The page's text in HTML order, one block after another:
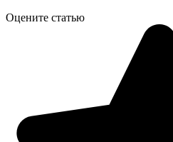
Оцените статью